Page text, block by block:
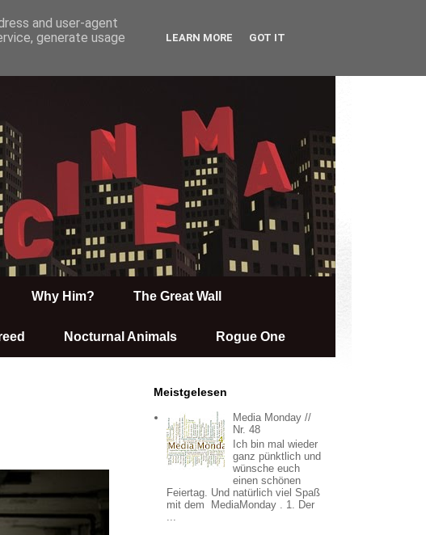
Why Him? The Great Wall
Nocturnal Animals Rogue One
Meistgelesen
Media Monday //
Nr. 48
Ich bin mal wieder
ganz pünktlich und
wünsche euch
einen schönen
Feiertag. Und natürlich viel Spaß
mit dem MediaMonday . 1. Der
and user-agent
generate usage
LEARN MORE GOT IT